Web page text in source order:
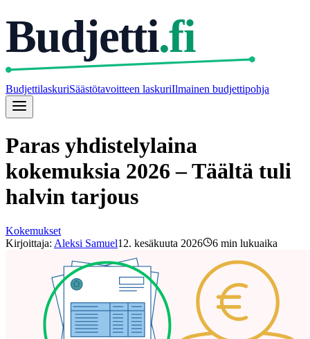
Budjetti.fi
BudjettilaskuriSäästötavoitteen laskuriIlmainen budjettipohja
Paras yhdistelylaina
kokemuksia 2026 – Täältä tuli
halvin tarjous
Kokemukset
Kirjoittaja: Aleksi Samuel12. kesäkuuta 2026 6 min lukuaika